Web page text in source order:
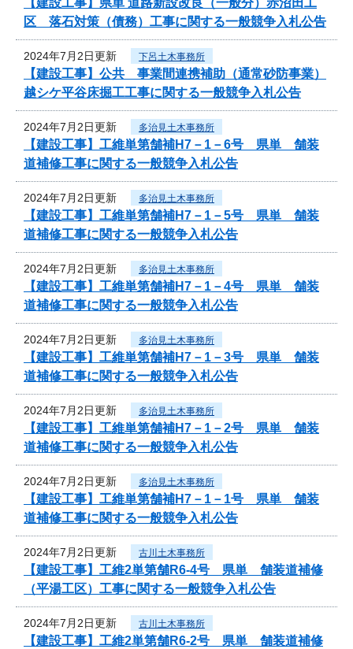
区 落石対策（債務）工事に関する一般競争入札公告
2024年7月2日更新 下呂土木事務所
【建設工事】公共 事業間連携補助（通常砂防事業）
越シケ平谷床掘工工事に関する一般競争入札公告
2024年7月2日更新 多治見土木事務所
【建設工事】工維単第舗補H7－1－6号 県単 舗装
道補修工事に関する一般競争入札公告
2024年7月2日更新 多治見土木事務所
【建設工事】工維単第舗補H7－1－5号 県単 舗装
道補修工事に関する一般競争入札公告
2024年7月2日更新 多治見土木事務所
【建設工事】工維単第舗補H7－1－4号 県単 舗装
道補修工事に関する一般競争入札公告
2024年7月2日更新 多治見土木事務所
【建設工事】工維単第舗補H7－1－3号 県単 舗装
道補修工事に関する一般競争入札公告
2024年7月2日更新 多治見土木事務所
【建設工事】工維単第舗補H7－1－2号 県単 舗装
道補修工事に関する一般競争入札公告
2024年7月2日更新 多治見土木事務所
【建設工事】工維単第舗補H7－1－1号 県単 舗装
道補修工事に関する一般競争入札公告
2024年7月2日更新 古川土木事務所
【建設工事】工維2単第舗R6-4号 県単 舗装道補修
（平湯工区）工事に関する一般競争入札公告
2024年7月2日更新 古川土木事務所
【建設工事】工維2単第舗R6-2号 県単 舗装道補修